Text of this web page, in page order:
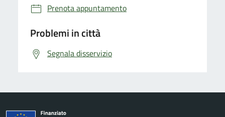
Prenota appuntamento
Problemi in città
Segnala disservizio